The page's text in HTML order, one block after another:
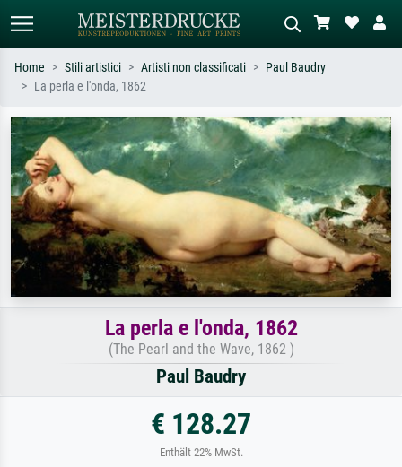
Cerca per artista, titolo o stile – es.
Monet, Notte stellata,
Impressionismo, onda di Hokusai,
Descrivi la scena – es. prato verde,
astratto con molto rosso, dipinto a
olio scuro, nudo in piedi vicino a un
albero.
Home Stili artistici Artisti non classificati
Paul Baudry
La perla e l'onda, 1862
La perla e l'onda, 1862
(The Pearl and the Wave, 1862 )
Paul Baudry
€ 128.27
Enthält 22% MwSt.